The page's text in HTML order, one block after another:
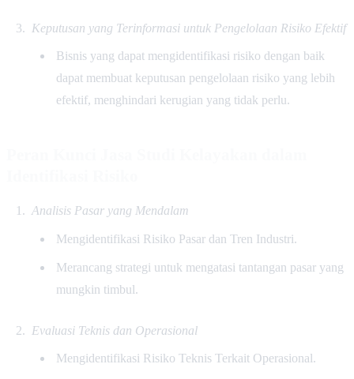
Keputusan yang Terinformasi untuk Pengelolaan Risiko Efektif
Bisnis yang dapat mengidentifikasi risiko dengan baik
dapat membuat keputusan pengelolaan risiko yang lebih
efektif, menghindari kerugian yang tidak perlu.
Analisis Pasar yang Mendalam
Mengidentifikasi Risiko Pasar dan Tren Industri.
Merancang strategi untuk mengatasi tantangan pasar yang
mungkin timbul.
Evaluasi Teknis dan Operasional
Mengidentifikasi Risiko Teknis Terkait Operasional.